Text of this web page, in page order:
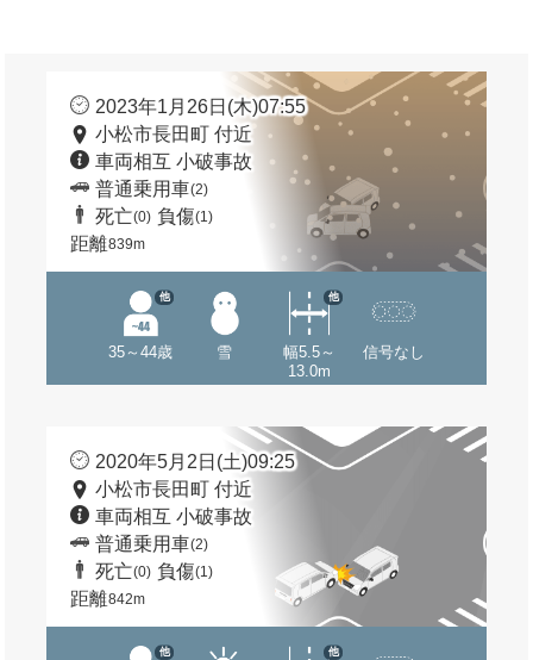
2023年1月26日(木)07:55
小松市長田町 付近
車両相互 小破事故
普通乗用車(2)
死亡(0) 負傷(1)
距離839m
35～44歳
他
雪
幅5.5～
13.0m
他
信号なし
2020年5月2日(土)09:25
小松市長田町 付近
車両相互 小破事故
普通乗用車(2)
死亡(0) 負傷(1)
距離842m
他 他